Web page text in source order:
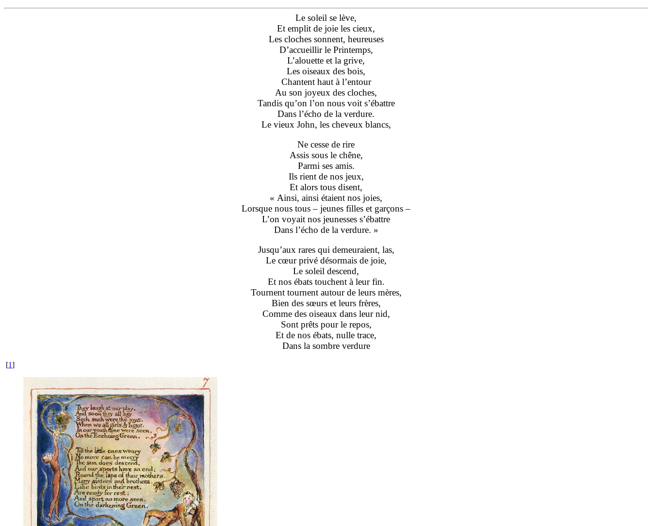
Le soleil se lève,
Et emplit de joie les cieux,
Les cloches sonnent, heureuses
D’accueillir le Printemps,
L’alouette et la grive,
Les oiseaux des bois,
Chantent haut à l’entour
Au son joyeux des cloches,
Tandis qu’on l’on nous voit s’ébattre
Dans l’écho de la verdure.
Le vieux John, les cheveux blancs,
Ne cesse de rire
Assis sous le chêne,
Parmi ses amis.
Ils rient de nos jeux,
Et alors tous disent,
« Ainsi, ainsi étaient nos joies,
Lorsque nous tous – jeunes filles et garçons –
L’on voyait nos jeunesses s’ébattre
Dans l’écho de la verdure. »
Jusqu’aux rares qui demeuraient, las,
Le cœur privé désormais de joie,
Le soleil descend,
Et nos ébats touchent à leur fin.
Tournent tournent autour de leurs mères,
Bien des sœurs et leurs frères,
Comme des oiseaux dans leur nid,
Sont prêts pour le repos,
Et de nos ébats, nulle trace,
Dans la sombre verdure
[1]